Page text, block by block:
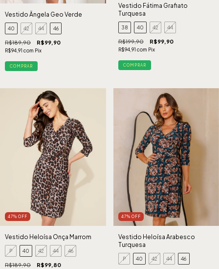
Vestido Ângela Geo Verde
40 42 44 46
R$189,90 R$99,90
R$94,91 com Pix
COMPRAR
Vestido Fátima Grafiato
Turquesa
38 40 42 44
R$199,90 R$99,90
R$94,91 com Pix
COMPRAR
47% OFF
Vestido Heloísa Onça Marrom
P 40 42 44 46
R$189,90 R$99,80
47% OFF
Vestido Heloísa Arabesco
Turquesa
P 40 42 44 46